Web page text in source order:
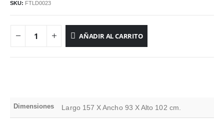
SKU: FTLD0023
AÑADIR AL CARRITO
Dimensiones Largo 157 X Ancho 93 X Alto 102 cm.